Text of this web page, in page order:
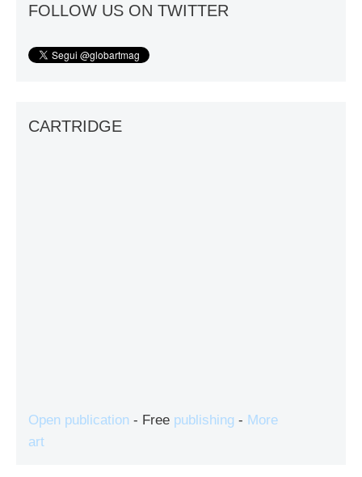
FOLLOW US ON TWITTER
CARTRIDGE
Open publication - Free publishing - More
art